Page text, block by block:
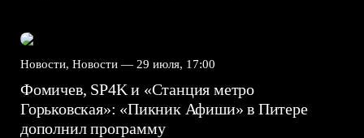
Новости, Новости — 29 июля, 17:00
Фомичев, SP4K и «Станция метро
Горьковская»: «Пикник Афиши» в Питере
дополнил программу